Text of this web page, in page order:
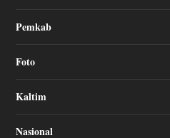
Pemkab
Foto
Kaltim
Nasional